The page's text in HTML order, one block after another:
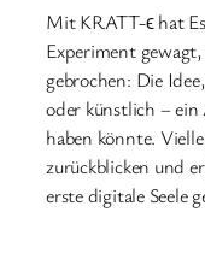
Mit KRATT-ϵ hat
Experiment
gebrochen: Die
oder künstlich – ein
haben könnte.
zurückblicken und
erste digitale Seele